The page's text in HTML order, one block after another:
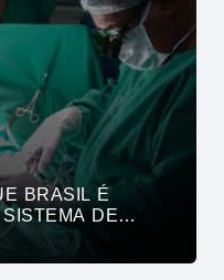
BRASIL É
DE